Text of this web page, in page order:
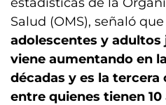
Salud (OMS), señaló que
adolescentes y adultos
viene aumentando en
décadas y es la
entre quienes tienen 10